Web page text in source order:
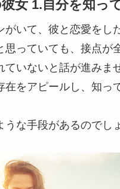
女 1.自分を知っ
がいて、彼と恋愛をし
思っていても、接点が
ていないと話が進みま
在をアピールし、知っ
うな手段があるのでし